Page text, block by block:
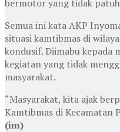
bermotor yang tidak
Semua ini kata AKP
situasi kamtibmas di
kondusif. Diimabu kepada
kegiatan yang tidak
masyarakat.
“Masyarakat, kita ajak
Kamtibmas di Kecamatan
(im)